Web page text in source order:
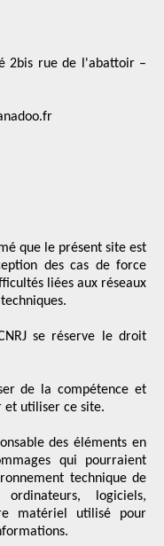
2bis rue de l'abattoir –
que le présent site est
des cas de force
liées aux réseaux
se réserve le droit
de la compétence et
et utiliser ce site.
des éléments en
qui pourraient
technique de
logiciels,
matériel utilisé pour